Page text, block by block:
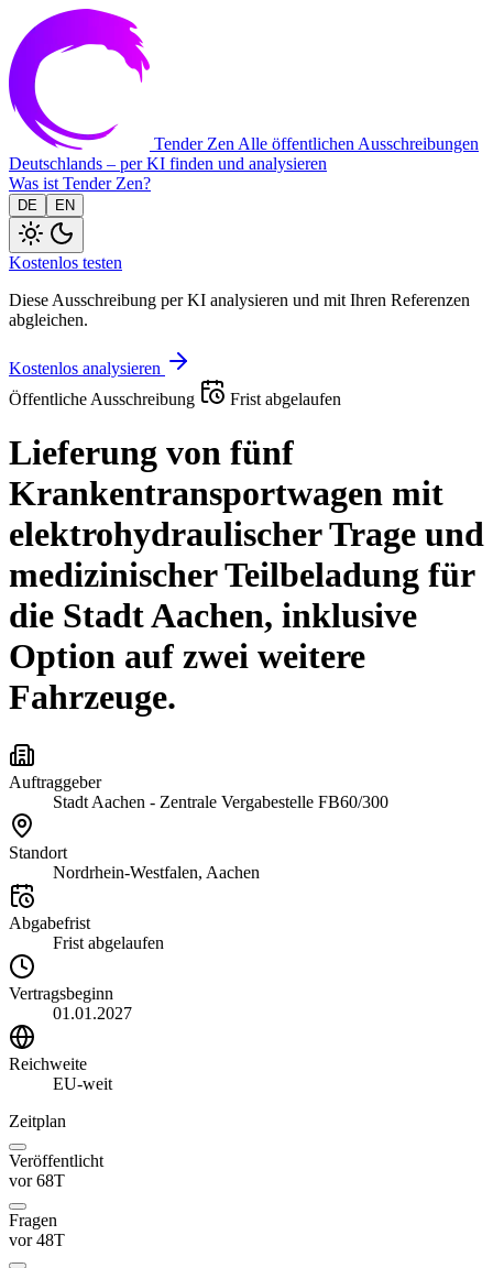
Tender Zen Alle öffentlichen Ausschreibungen
Deutschlands – per KI finden und analysieren
Was ist Tender Zen?
DE EN
Kostenlos testen
Diese Ausschreibung per KI analysieren und mit Ihren Referenzen
abgleichen.
Kostenlos analysieren
Öffentliche Ausschreibung
Frist abgelaufen
Lieferung von fünf
Krankentransportwagen mit
elektrohydraulischer Trage und
medizinischer Teilbeladung für
die Stadt Aachen, inklusive
Option auf zwei weitere
Fahrzeuge.
Auftraggeber
Stadt Aachen - Zentrale Vergabestelle FB60/300
Standort
Nordrhein-Westfalen, Aachen
Abgabefrist
Frist abgelaufen
Vertragsbeginn
01.01.2027
Reichweite
EU-weit
Zeitplan
Veröffentlicht
vor 68T
Fragen
vor 48T